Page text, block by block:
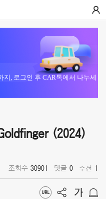
, 로그인 후 CAR톡에서 나누세
(2024)
조회수 30901 댓글 0 추천 1